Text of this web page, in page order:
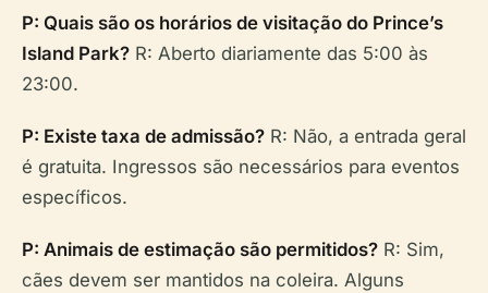
P: Quais são os horários de visitação do Prince’s
Island Park? R: Aberto diariamente das 5:00 às
23:00.
P: Existe taxa de admissão? R: Não, a entrada geral
é gratuita. Ingressos são necessários para eventos
específicos.
P: Animais de estimação são permitidos? R: Sim,
cães devem ser mantidos na coleira. Alguns